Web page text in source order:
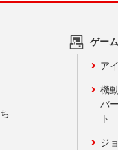
ゲー
ア
機
バ
ト
ジ